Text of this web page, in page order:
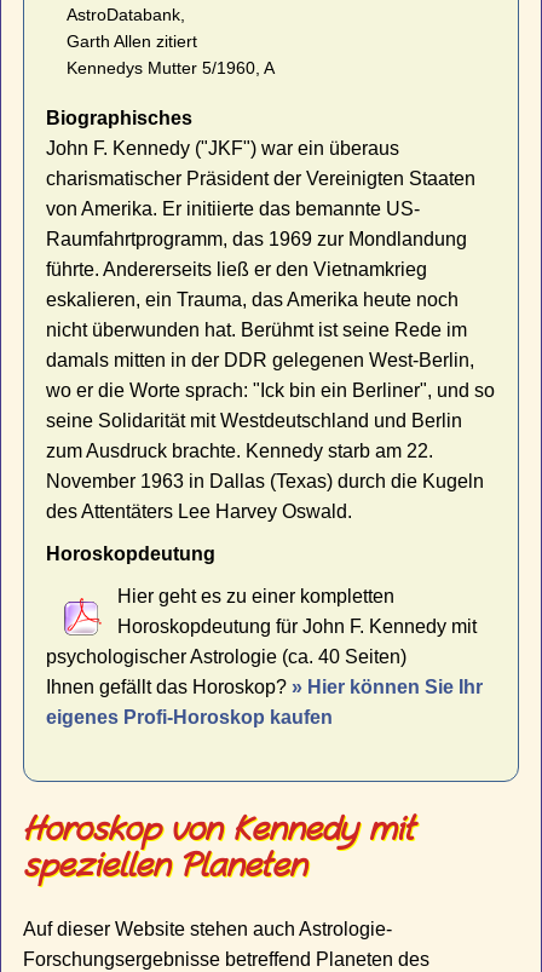
AstroDatabank,
Garth Allen zitiert
Kennedys Mutter 5/1960, A
Biographisches
John F. Kennedy ("JKF") war ein überaus
charismatischer Präsident der Vereinigten Staaten
von Amerika. Er initiierte das bemannte US-
Raumfahrtprogramm, das 1969 zur Mondlandung
führte. Andererseits ließ er den Vietnamkrieg
eskalieren, ein Trauma, das Amerika heute noch
nicht überwunden hat. Berühmt ist seine Rede im
damals mitten in der DDR gelegenen West-Berlin,
wo er die Worte sprach: "Ick bin ein Berliner", und so
seine Solidarität mit Westdeutschland und Berlin
zum Ausdruck brachte. Kennedy starb am 22.
November 1963 in Dallas (Texas) durch die Kugeln
des Attentäters Lee Harvey Oswald.
Horoskopdeutung
Hier geht es zu einer kompletten
Horoskopdeutung für John F. Kennedy mit
psychologischer Astrologie (ca. 40 Seiten)
Ihnen gefällt das Horoskop?» Hier können Sie Ihr
eigenes Profi-Horoskop kaufen
Horoskop von Kennedy mit
speziellen Planeten
Auf dieser Website stehen auch Astrologie-
Forschungsergebnisse betreffend Planeten des